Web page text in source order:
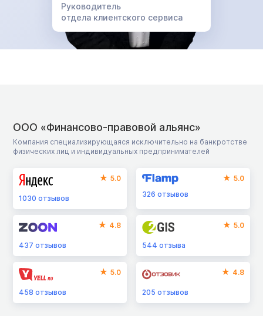
Руководитель
отдела клиентского сервиса
ООО «Финансово-правовой альянс»
Компания специализирующаяся исключительно на банкротстве
физических лиц и индивидуальных предпринимателей
5.0
1030 отзывов
5.0
326отзывов
4.8
437 отзывов
5.0
544отзыва
5.0
458 отзывов
4.8
205отзывов